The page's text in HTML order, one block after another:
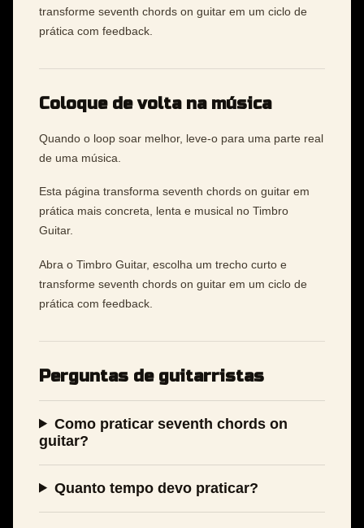
transforme seventh chords on guitar em um ciclo de
prática com feedback.
Coloque de volta na música
Quando o loop soar melhor, leve-o para uma parte real
de uma música.
Esta página transforma seventh chords on guitar em
prática mais concreta, lenta e musical no Timbro
Guitar.
Abra o Timbro Guitar, escolha um trecho curto e
transforme seventh chords on guitar em um ciclo de
prática com feedback.
Perguntas de guitarristas
Como praticar seventh chords on
guitar?
Quanto tempo devo praticar?